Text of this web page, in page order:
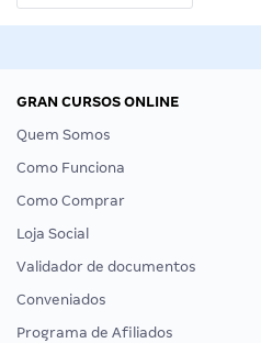
GRAN CURSOS ONLINE
Quem Somos
Como Funciona
Como Comprar
Loja Social
Validador de documentos
Conveniados
Programa de Afiliados